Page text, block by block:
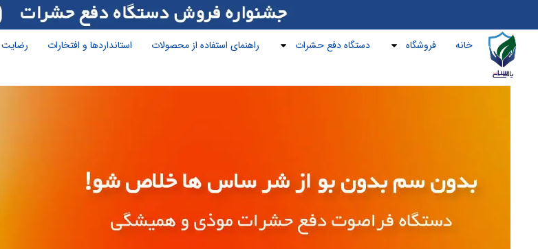
خانه فروشگاه دستگاه دفع حشرات راهنمای استفاده از محصولات استانداردها و افتخارات